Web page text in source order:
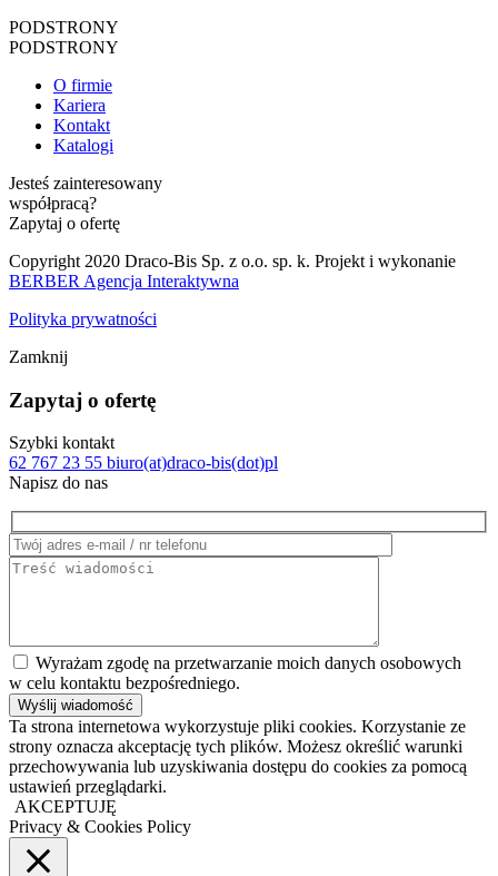
PODSTRONY
PODSTRONY
O firmie
Kariera
Kontakt
Katalogi
Jesteś zainteresowany
współpracą?
Zapytaj o ofertę
Copyright 2020 Draco-Bis Sp. z o.o. sp. k. Projekt i wykonanie
BERBER Agencja Interaktywna
Polityka prywatności
Zamknij
Zapytaj o ofertę
Szybki kontakt
62 767 23 55 biuro(at)draco-bis(dot)pl
Napisz do nas
Wyrażam zgodę na przetwarzanie moich danych osobowych
w celu kontaktu bezpośredniego.
Ta strona internetowa wykorzystuje pliki cookies. Korzystanie ze
strony oznacza akceptację tych plików. Możesz określić warunki
przechowywania lub uzyskiwania dostępu do cookies za pomocą
ustawień przeglądarki.
AKCEPTUJĘ
Privacy & Cookies Policy